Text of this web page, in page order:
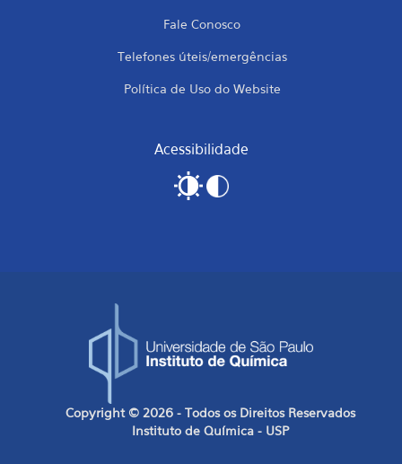
Fale Conosco
Telefones úteis/emergências
Política de Uso do Website
Acessibilidade
Copyright © 2026 - Todos os Direitos Reservados
Instituto de Química - USP